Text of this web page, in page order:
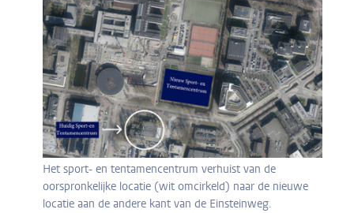
Het sport- en tentamencentrum verhuist van de
oorspronkelijke locatie (wit omcirkeld) naar de nieuwe
locatie aan de andere kant van de Einsteinweg.